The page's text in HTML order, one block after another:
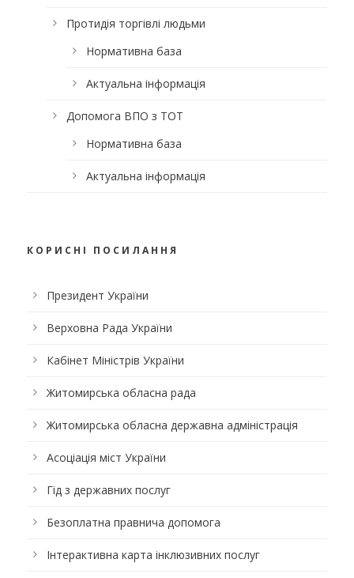
Протидія торгівлі людьми
Нормативна база
Актуальна інформація
Допомога ВПО з ТОТ
Нормативна база
Актуальна інформація
КОРИСНІ ПОСИЛАННЯ
Президент України
Верховна Рада України
Кабінет Міністрів України
Житомирська обласна рада
Житомирська обласна державна адміністрація
Асоціація міст України
Гід з державних послуг
Безоплатна правнича допомога
Інтерактивна карта інклюзивних послуг